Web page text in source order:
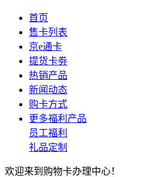
首页
售卡列表
京e通卡
提货卡劵
热销产品
新闻动态
购卡方式
更多福利产品
员工福利
礼品定制
欢迎来到购物卡办理中心！